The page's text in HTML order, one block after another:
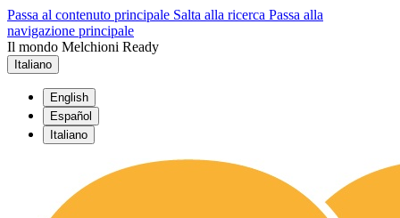
Passa al contenuto principale Salta alla ricerca Passa alla
navigazione principale
Il mondo Melchioni Ready
Italiano
English
Español
Italiano